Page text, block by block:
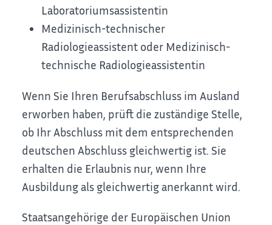
Laboratoriumsassistentin
Medizinisch-technischer
Radiologieassistent oder Medizinisch-
technische Radiologieassistentin
Wenn Sie Ihren Berufsabschluss im Ausland
erworben haben, prüft die zuständige Stelle,
ob Ihr Abschluss mit dem entsprechenden
deutschen Abschluss gleichwertig ist. Sie
erhalten die Erlaubnis nur, wenn Ihre
Ausbildung als gleichwertig anerkannt wird.
Staatsangehörige der Europäischen Union